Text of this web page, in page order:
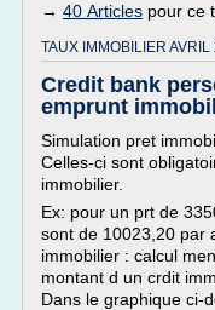
→ 40 Articles pour ce
TAUX IMMOBILIER
Credit bank
emprunt
Simulation pret
Celles-ci sont
immobilier.
Ex: pour un prt de
sont de 10023,20 par
immobilier : calcul
montant d un crdit
Dans le graphique ci-